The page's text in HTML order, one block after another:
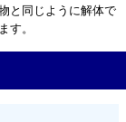
と同じように解体で
。